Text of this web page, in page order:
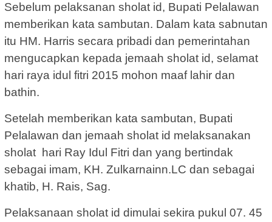
Sebelum pelaksanan sholat id, Bupati Pelalawan
memberikan kata sambutan. Dalam kata sabnutan
itu HM. Harris secara pribadi dan pemerintahan
mengucapkan kepada jemaah sholat id, selamat
hari raya idul fitri 2015 mohon maaf lahir dan
bathin.
Setelah memberikan kata sambutan, Bupati
Pelalawan dan jemaah sholat id melaksanakan
sholat hari Ray Idul Fitri dan yang bertindak
sebagai imam, KH. Zulkarnainn.LC dan sebagai
khatib, H. Rais, Sag.
Pelaksanaan sholat id dimulai sekira pukul 07. 45